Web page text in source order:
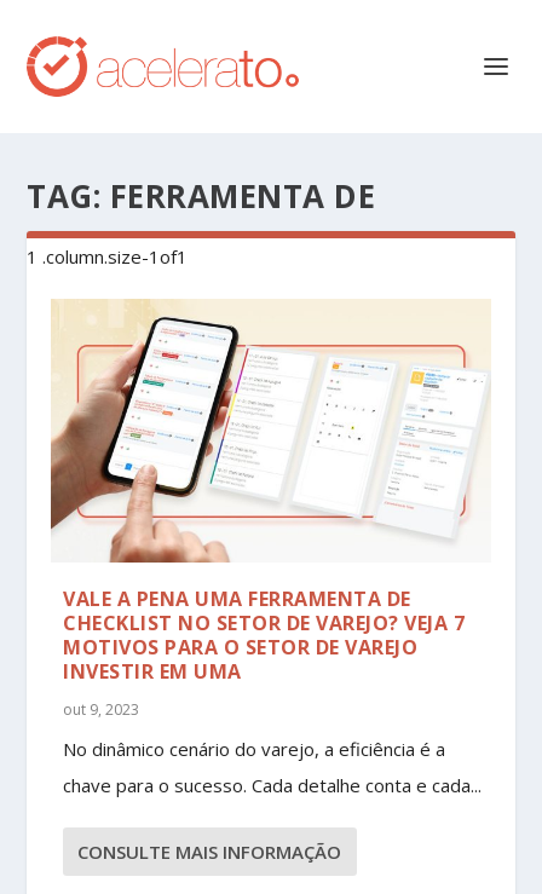
TAG: FERRAMENTA DE
VALE A PENA UMA FERRAMENTA DE
CHECKLIST NO SETOR DE VAREJO? VEJA 7
MOTIVOS PARA O SETOR DE VAREJO
INVESTIR EM UMA
out 9, 2023
No dinâmico cenário do varejo, a eficiência é a
chave para o sucesso. Cada detalhe conta e cada...
CONSULTE MAIS INFORMAÇÃO